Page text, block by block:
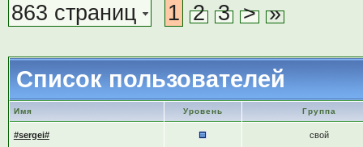
863 страниц 1 2 3 > »
Список пользователей
Имя Уровень Группа
#sergei# свой